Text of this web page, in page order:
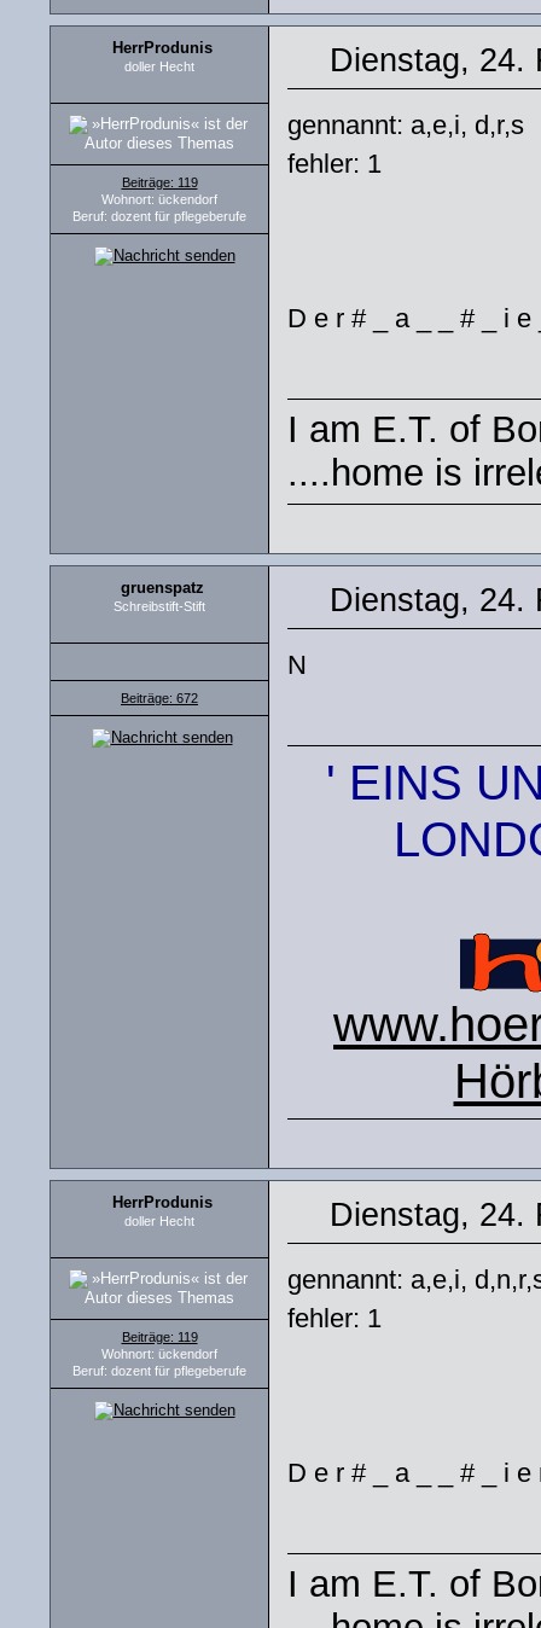
HerrProdunis
doller Hecht
Beiträge: 119
Wohnort: ückendorf
Beruf: dozent für pflegeberufe
Dienstag, 24.
gennannt: a,e,i, d,r,s
fehler: 1
D e r # _ a _ _ # _ i e
I am E.T. of
....home is
gruenspatz
Schreibstift-Stift
Beiträge: 672
Dienstag, 24.
N
' EINS
HerrProdunis
doller Hecht
Beiträge: 119
Wohnort: ückendorf
Beruf: dozent für pflegeberufe
Dienstag, 24.
gennannt: a,e,i,
fehler: 1
D e r # _ a _ _ # _ i e
I am E.T. of